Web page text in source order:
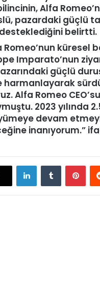
Alfa
pazardaki güçlü
desteklediğini belirtti.
Romeo’nun küresel
Imparato’nun
güçlü
harmanlayarak
Alfa Romeo
2023 yılında
devam
inanıyorum.”
LinkedInTumblr